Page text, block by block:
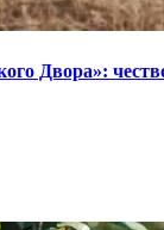
Двора»: